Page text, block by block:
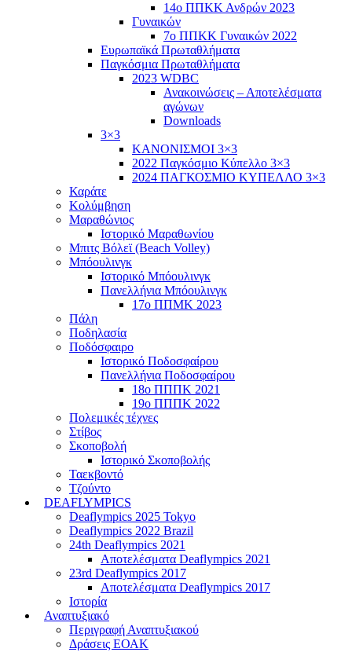
14ο ΠΠΚΚ Ανδρών 2023
Γυναικών
7ο ΠΠΚΚ Γυναικών 2022
Ευρωπαϊκά Πρωταθλήματα
Παγκόσμια Πρωταθλήματα
2023 WDBC
Ανακοινώσεις – Αποτελέσματα
αγώνων
Downloads
3×3
ΚΑΝΟΝΙΣΜΟΙ 3×3
2022 Παγκόσμιο Κύπελλο 3×3
2024 ΠΑΓΚΟΣΜΙΟ ΚΥΠΕΛΛΟ 3×3
Καράτε
Κολύμβηση
Μαραθώνιος
Ιστορικό Μαραθωνίου
Μπιτς Βόλεϊ (Beach Volley)
Μπόουλινγκ
Ιστορικό Μπόουλινγκ
Πανελλήνια Μπόουλινγκ
17ο ΠΠΜΚ 2023
Πάλη
Ποδηλασία
Ποδόσφαιρο
Ιστορικό Ποδοσφαίρου
Πανελλήνια Ποδοσφαίρου
18ο ΠΠΠΚ 2021
19ο ΠΠΠΚ 2022
Πολεμικές τέχνες
Στίβος
Σκοποβολή
Ιστορικό Σκοποβολής
Ταεκβοντό
Τζούντο
DEAFLYMPICS
Deaflympics 2025 Tokyo
Deaflympics 2022 Brazil
24th Deaflympics 2021
Αποτελέσματα Deaflympics 2021
23rd Deaflympics 2017
Αποτελέσματα Deaflympics 2017
Ιστορία
Αναπτυξιακό
Περιγραφή Αναπτυξιακού
Δράσεις ΕΟΑΚ